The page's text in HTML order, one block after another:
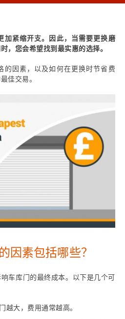
加紧缩开支。因此，当需要更换磨
，您会希望找到最实惠的选择。
的因素，以及如何在更换时节省费
佳交易。
因素包括哪些？
车库门的最终成本。以下是几个可
越大，费用通常越高。